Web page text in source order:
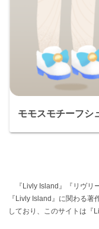
モモスモチーフシ
『Livly Island』『リヴリ
『Livly Island』に関わる
しており、このサイトは『